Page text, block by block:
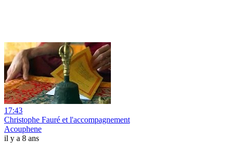
17:43
Christophe Fauré et l'accompagnement
Acouphene
il y a 8 ans